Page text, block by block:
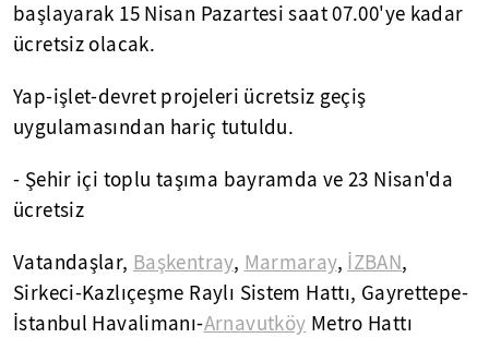
başlayarak 15 Nisan Pazartesi saat 07.00'ye kadar
ücretsiz olacak.
Yap-işlet-devret projeleri ücretsiz geçiş
uygulamasından hariç tutuldu.
- Şehir içi toplu taşıma bayramda ve 23 Nisan'da
ücretsiz
Vatandaşlar, Başkentray, Marmaray, İZBAN,
Sirkeci-Kazlıçeşme Raylı Sistem Hattı, Gayrettepe-
İstanbul Havalimanı-Arnavutköy Metro Hattı